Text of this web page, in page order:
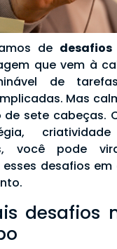
de
que vem à
de
Mas
de sete cabeças.
você pode
desafios
desafios